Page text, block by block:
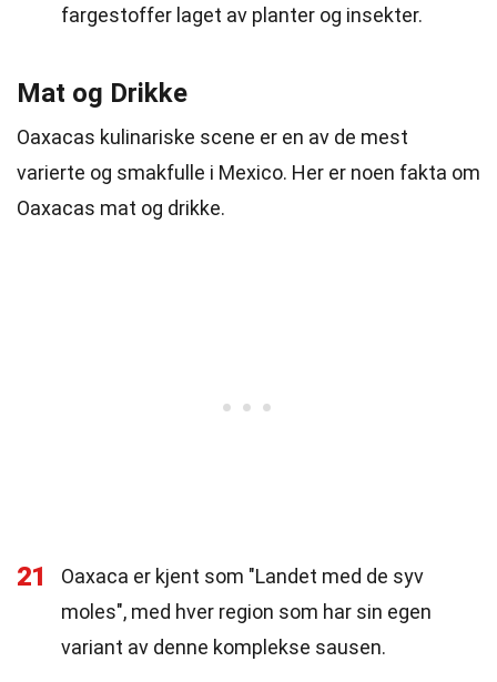
fargestoffer laget av planter og insekter.
Mat og Drikke
Oaxacas kulinariske scene er en av de mest
varierte og smakfulle i Mexico. Her er noen fakta om
Oaxacas mat og drikke.
21
Oaxaca er kjent som "Landet med de syv
moles", med hver region som har sin egen
variant av denne komplekse sausen.